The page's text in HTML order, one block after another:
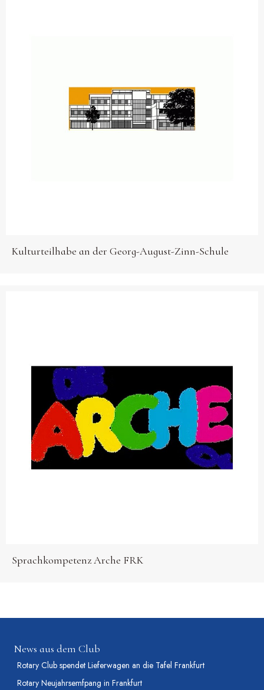
Kulturteilhabe an der Georg-August-Zinn-Schule
Sprachkompetenz Arche FRK
News aus dem Club
Rotary Club spendet Lieferwagen an die Tafel Frankfurt
Rotary Neujahrsemfpang in Frankfurt